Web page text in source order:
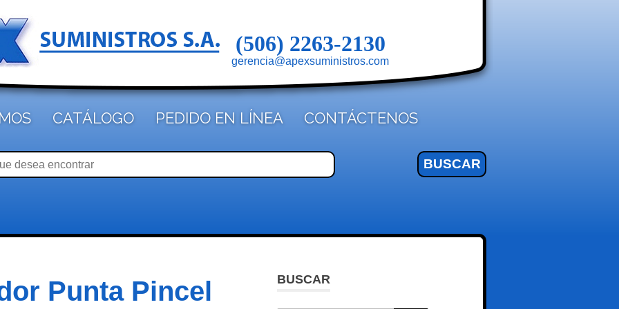
(506) 2263-2130
gerencia@apexsuministros.com
CATÁLOGO PEDIDO EN LÍNEA CONTÁCTENOS
Punta Pincel
BUSCAR